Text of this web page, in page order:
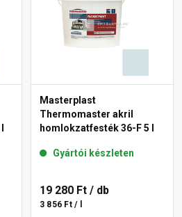
Masterplast
Thermomaster akril
homlokzatfesték 36-F 5 l
Gyártói készleten
19 280 Ft / db
3 856 Ft / l